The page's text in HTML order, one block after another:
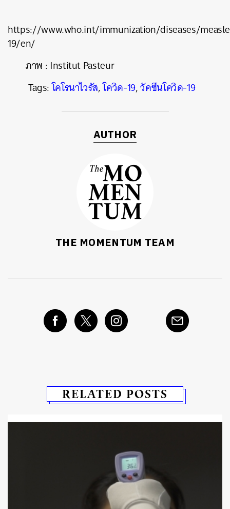
https://www.who.int/immunization/diseases/
19/en/
ภาพ : Institut Pasteur
Tags:โคโรนาไวรัส,โควิด-19,วัคซีนโควิด-19
AUTHOR
THE MOMENTUM TEAM
RELATED POSTS